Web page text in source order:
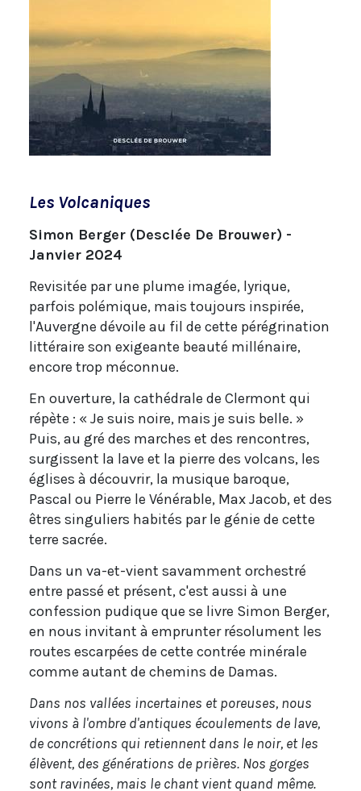
Les Volcaniques
Simon Berger (Desclée De Brouwer) -
Janvier 2024
Revisitée par une plume imagée, lyrique,
parfois polémique, mais toujours inspirée,
l'Auvergne dévoile au fil de cette pérégrination
littéraire son exigeante beauté millénaire,
encore trop méconnue.
En ouverture, la cathédrale de Clermont qui
répète : « Je suis noire, mais je suis belle. »
Puis, au gré des marches et des rencontres,
surgissent la lave et la pierre des volcans, les
églises à découvrir, la musique baroque,
Pascal ou Pierre le Vénérable, Max Jacob, et des
êtres singuliers habités par le génie de cette
terre sacrée.
Dans un va-et-vient savamment orchestré
entre passé et présent, c'est aussi à une
confession pudique que se livre Simon Berger,
en nous invitant à emprunter résolument les
routes escarpées de cette contrée minérale
comme autant de chemins de Damas.
Dans nos vallées incertaines et poreuses, nous
vivons à l'ombre d'antiques écoulements de lave,
de concrétions qui retiennent dans le noir, et les
élèvent, des générations de prières. Nos gorges
sont ravinées, mais le chant vient quand même.